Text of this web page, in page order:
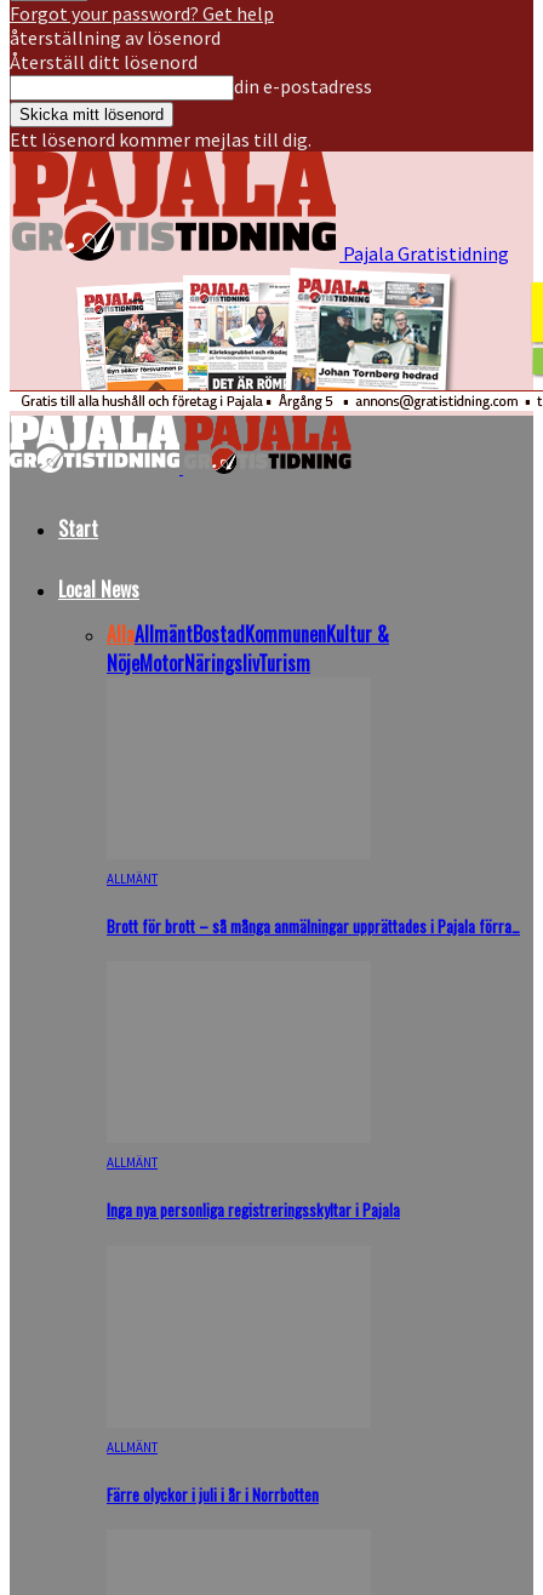
Forgot your password? Get help
återställning av lösenord
Återställ ditt lösenord
din e-postadress
Ett lösenord kommer mejlas till dig.
Pajala Gratistidning
Start
Local News
AllaAllmäntBostadKommunenKultur &
NöjeMotorNäringslivTurism
ALLMÄNT
Brott för brott – så många anmälningar upprättades i Pajala förra…
ALLMÄNT
Inga nya personliga registreringsskyltar i Pajala
ALLMÄNT
Färre olyckor i juli i år i Norrbotten